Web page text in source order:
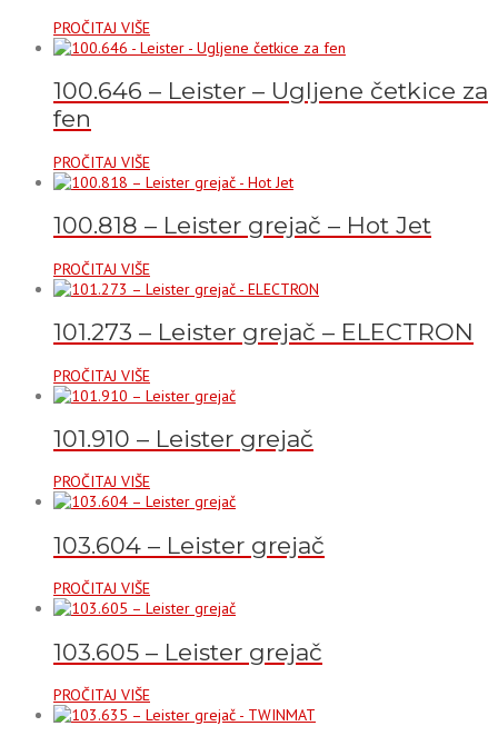
PROČITAJ VIŠE
100.646 – Leister – Ugljene četkice za
fen
PROČITAJ VIŠE
100.818 – Leister grejač – Hot Jet
PROČITAJ VIŠE
101.273 – Leister grejač – ELECTRON
PROČITAJ VIŠE
101.910 – Leister grejač
PROČITAJ VIŠE
103.604 – Leister grejač
PROČITAJ VIŠE
103.605 – Leister grejač
PROČITAJ VIŠE